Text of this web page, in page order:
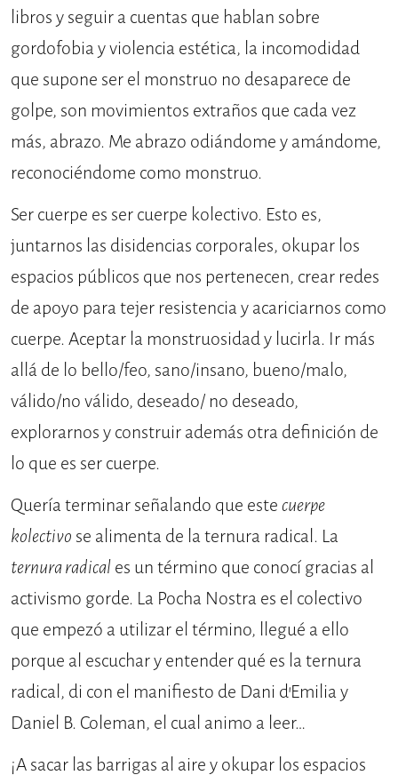
libros y seguir a cuentas que hablan sobre
gordofobia y violencia estética, la incomodidad
que supone ser el monstruo no desaparece de
golpe, son movimientos extraños que cada vez
más, abrazo. Me abrazo odiándome y amándome,
reconociéndome como monstruo.
Ser cuerpe es ser cuerpe kolectivo. Esto es,
juntarnos las disidencias corporales, okupar los
espacios públicos que nos pertenecen, crear redes
de apoyo para tejer resistencia y acariciarnos como
cuerpe. Aceptar la monstruosidad y lucirla. Ir más
allá de lo bello/feo, sano/insano, bueno/malo,
válido/no válido, deseado/ no deseado,
explorarnos y construir además otra definición de
lo que es ser cuerpe.
Quería terminar señalando que este cuerpe
kolectivo se alimenta de la ternura radical. La
ternura radicales un término que conocí gracias al
activismo gorde. La Pocha Nostra es el colectivo
que empezó a utilizar el término, llegué a ello
porque al escuchar y entender qué es la ternura
radical, di con el manifiesto de Dani d’Emilia y
Daniel B. Coleman, el cual animo a leer…
¡A sacar las barrigas al aire y okupar los espacios